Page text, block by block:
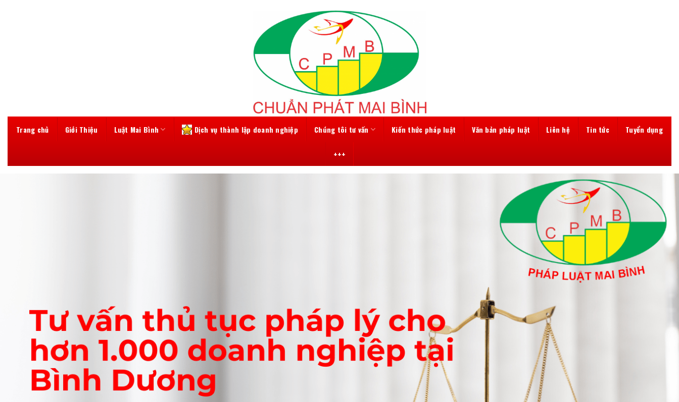
Trang chủ Giới Thiệu Luật Mai Bình Dịch vụ thành lập doanh nghiệp Chúng tôi tư vấn Kiến thức pháp luật Văn bản pháp luật Liên hệ Tin tức Tuyển dụng
+++